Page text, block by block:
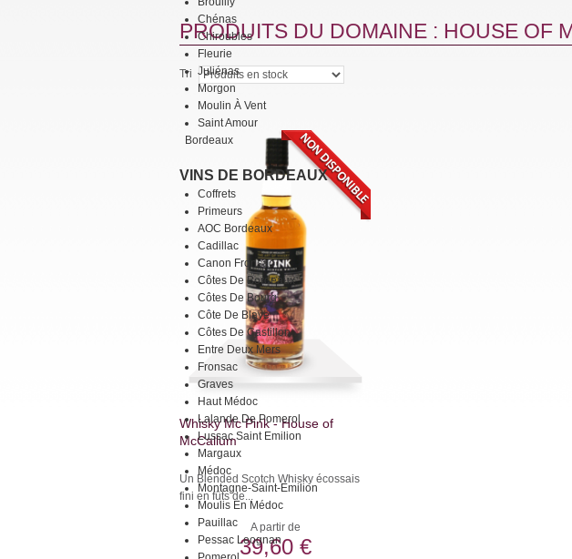
Chénas
Chiroubles
Fleurie
Juliénas
Morgon
Moulin À Vent
Saint Amour
Bordeaux
VINS DE BORDEAUX
Coffrets
Primeurs
AOC Bordeaux
Cadillac
Canon Fronsac
Côtes De Bordeaux
Côtes De Bourg
Côte De Blaye
Côtes De Castillon
Entre Deux Mers
Fronsac
Graves
Haut Médoc
Lalande De Pomerol
Lussac Saint Emilion
Margaux
Médoc
Montagne-Saint-Emilion
Moulis En Médoc
Pauillac
Pessac Leognan
PRODUITS DU DOMAINE : HOUSE OF
Tri
Whisky Mc Pink - House of
McCallum
Un Blended Scotch Whisky écossais
fini en fûts de...
A partir de
39,60 €